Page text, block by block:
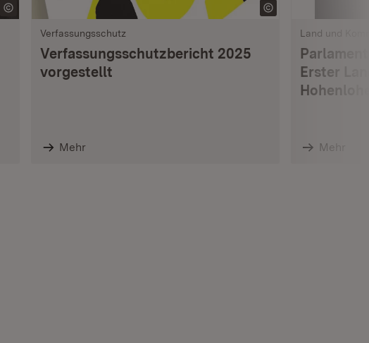
Verfassungsschutz
Verfassungsschutzbericht 2025
vorgestellt
Mehr
Land und
Erster
Mehr